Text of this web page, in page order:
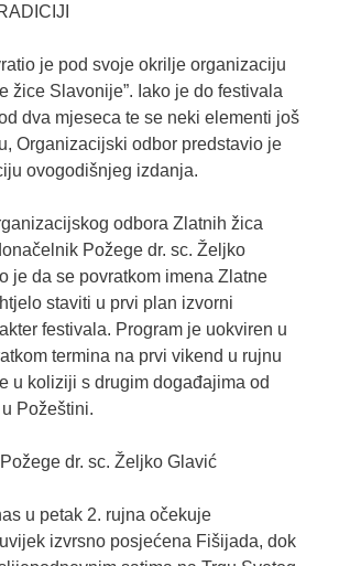
je pod svoje okrilje organizaciju
žice Slavonije”. Iako je do festivala
dva mjeseca te se neki elementi još
Organizacijski odbor predstavio je
ovogodišnjeg izdanja.
odbora Zlatnih žica
Požege dr. sc. Željko
je da se povratkom imena Zlatne
staviti u prvi plan izvorni
festivala. Program je uokviren u
termina na prvi vikend u rujnu
u koliziji s drugim događajima od
Požeštini.
dr. sc. Željko Glavić
u petak 2. rujna očekuje
izvrsno posjećena Fišijada, dok